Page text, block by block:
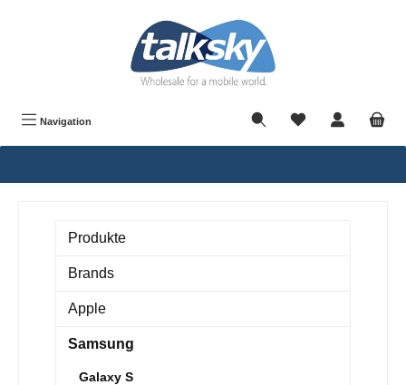
Navigation
Produkte
Brands
Apple
Samsung
Galaxy S